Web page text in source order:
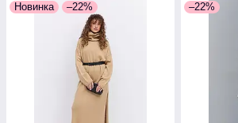
Новинка –22% –22%